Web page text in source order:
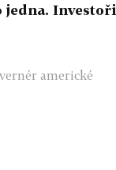
jedna. Investoři
americké